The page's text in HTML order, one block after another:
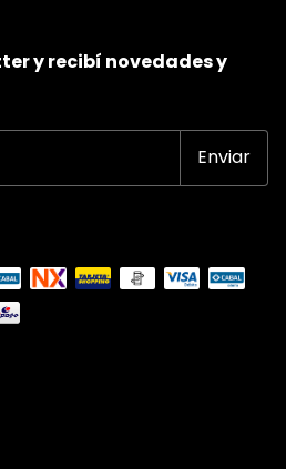
y recibí novedades y